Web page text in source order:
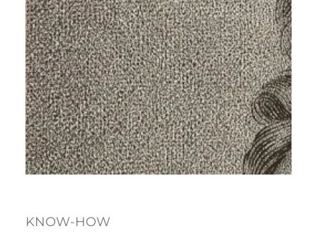
KNOW-HOW